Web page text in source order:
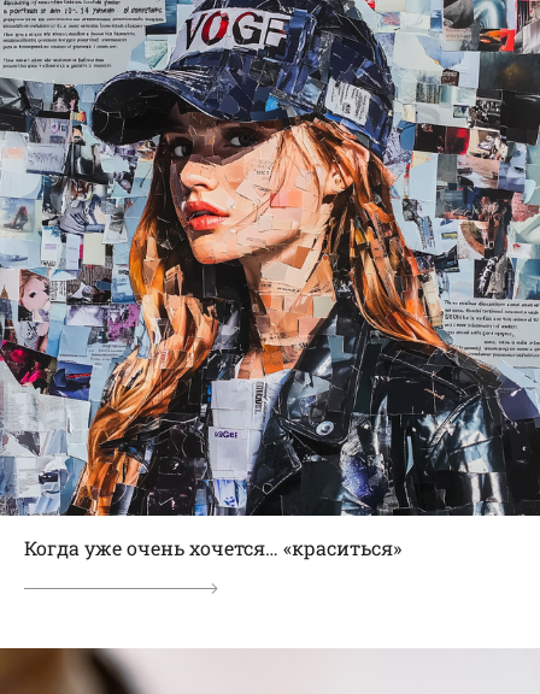
Когда уже очень хочется… «краситься»